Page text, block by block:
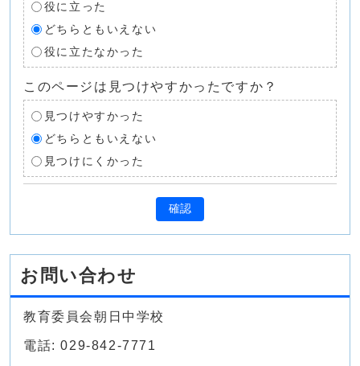
役に立った
どちらともいえない
役に立たなかった
このページは見つけやすかったですか？
見つけやすかった
どちらともいえない
見つけにくかった
確認
お問い合わせ
教育委員会朝日中学校
電話: 029-842-7771